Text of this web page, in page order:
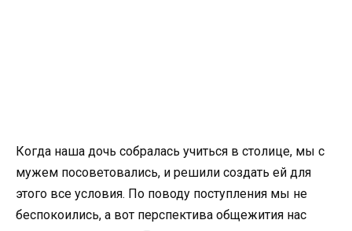
Когда наша дочь собралась учиться в столице, мы с
мужем посоветовались, и решили создать ей для
этого все условия. По поводу поступления мы не
беспокоились, а вот перспектива общежития нас